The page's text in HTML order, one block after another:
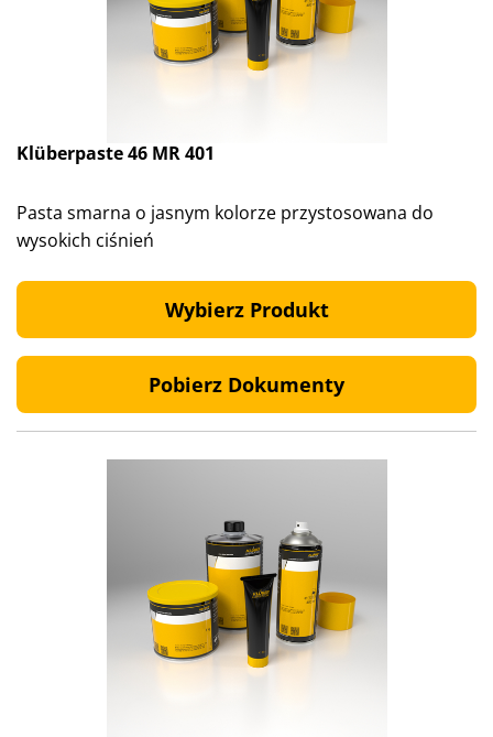
Klüberpaste 46 MR 401
Pasta smarna o jasnym kolorze przystosowana do
wysokich ciśnień
Wybierz Produkt
Pobierz Dokumenty